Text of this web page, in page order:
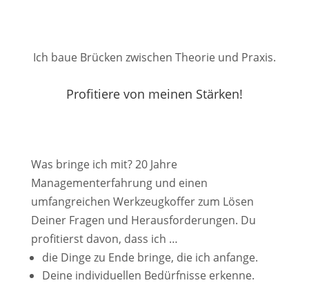
Ich baue Brücken zwischen Theorie und Praxis.
Profitiere von meinen Stärken!
Was bringe ich mit? 20 Jahre
Managementerfahrung und einen
umfangreichen Werkzeugkoffer zum Lösen
Deiner Fragen und Herausforderungen. Du
profitierst davon, dass ich …
die Dinge zu Ende bringe, die ich anfange.
Deine individuellen Bedürfnisse erkenne.